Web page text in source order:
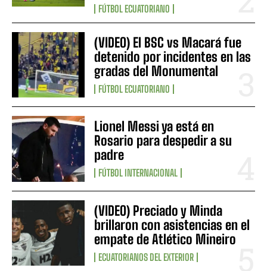
FÚTBOL ECUATORIANO
(VIDEO) El BSC vs Macará fue
detenido por incidentes en las
gradas del Monumental
FÚTBOL ECUATORIANO
Lionel Messi ya está en
Rosario para despedir a su
padre
FÚTBOL INTERNACIONAL
(VIDEO) Preciado y Minda
brillaron con asistencias en el
empate de Atlético Mineiro
ECUATORIANOS DEL EXTERIOR